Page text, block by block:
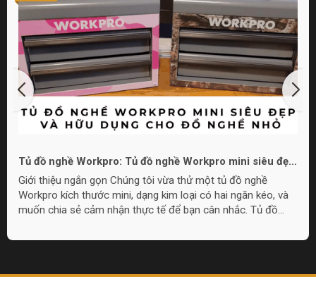
Tủ đồ nghề Workpro: Tủ đồ nghề Workpro mini siêu đẹp
và hữu dụng cho đồ nghề nhỏ
Giới thiệu ngắn gọn Chúng tôi vừa thử một tủ đồ nghề
Workpro kích thước mini, dạng kim loại có hai ngăn kéo, và
muốn chia sẻ cảm nhận thực tế để bạn cân nhắc. Tủ đồ
nghề nhỏ gọn, làm quà tặng, hoặc đặt trong góc làm việc khi